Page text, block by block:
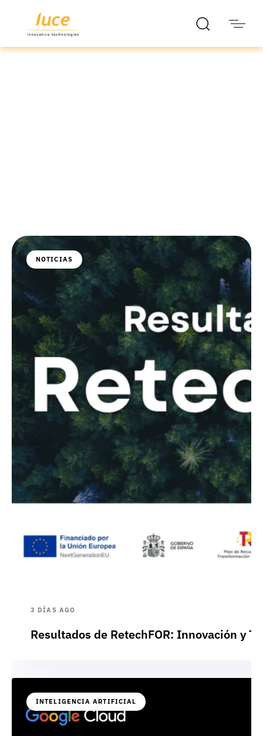
NOTICIAS
3 DÍAS AGO
Resultados de RetechFOR: Innovación y
INTELIGENCIA ARTIFICIAL